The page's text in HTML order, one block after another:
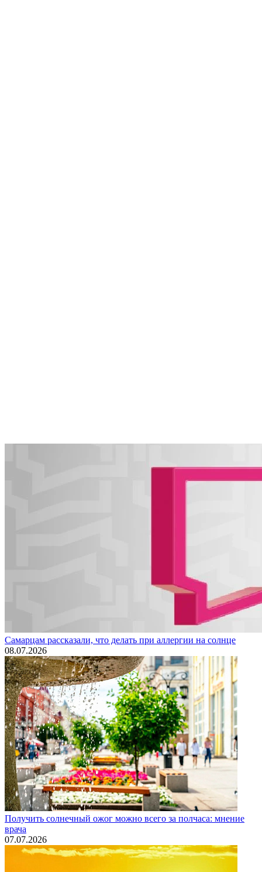
Самарцам рассказали, что делать при аллергии на солнце
08.07.2026
Получить солнечный ожог можно всего за полчаса: мнение
врача
07.07.2026